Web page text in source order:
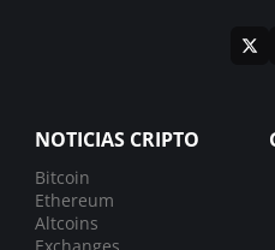
NOTICIAS CRIPTO
Bitcoin
Ethereum
Altcoins
Exchanges